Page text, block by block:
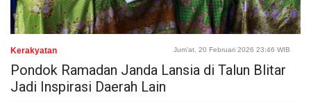
Kerakyatan Jum'at, 20 Februari 2026 23:46 WIB
Pondok Ramadan Janda Lansia di Talun Blitar
Jadi Inspirasi Daerah Lain